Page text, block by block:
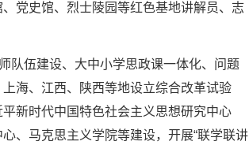
党史馆、烈士陵园等红色基地讲解员、志
队伍建设、大中小学思政课一体化、问题
海、江西、陕西等地设立综合改革试验
新时代中国特色社会主义思想研究中心
、马克思主义学院等建设，开展“联学联讲